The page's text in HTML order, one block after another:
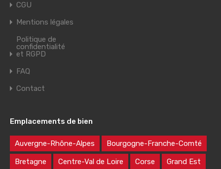
CGU
Mentions légales
Politique de
confidentialité
et RGPD
FAQ
Contact
Emplacements de bien
Auvergne-Rhône-Alpes Bourgogne-Franche-Comté
Bretagne Centre-Val de Loire Corse Grand Est